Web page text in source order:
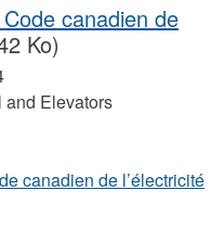
canadien de
Ko)
and Elevators
canadien de l’électricité